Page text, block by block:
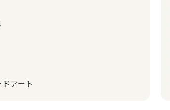
アート